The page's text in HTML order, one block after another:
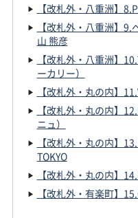
【改札外・八重洲】
【改札外・八重洲】
山 熊彦
【改札外・八重洲】
ーカリー）
【改札外・丸の内】
【改札外・丸の内】
ニュ）
【改札外・丸の内】
TOKYO
【改札外・丸の内】
【改札外・有楽町】